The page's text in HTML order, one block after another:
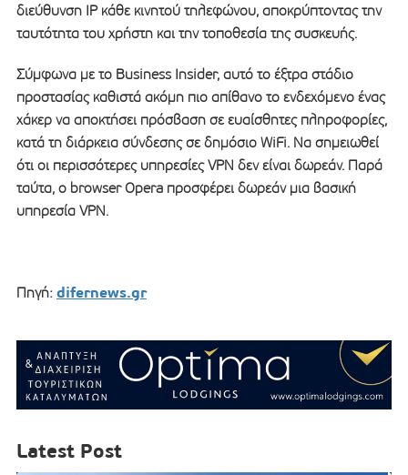
διεύθυνση IP κάθε κινητού τηλεφώνου, αποκρύπτοντας την
ταυτότητα του χρήστη και την τοποθεσία της συσκευής.
Σύμφωνα με το Business Insider, αυτό το έξτρα στάδιο
προστασίας καθιστά ακόμη πιο απίθανο το ενδεχόμενο ένας
χάκερ να αποκτήσει πρόσβαση σε ευαίσθητες πληροφορίες,
κατά τη διάρκεια σύνδεσης σε δημόσιο WiFi. Να σημειωθεί
ότι οι περισσότερες υπηρεσίες VPN δεν είναι δωρεάν. Παρά
ταύτα, ο browser Opera προσφέρει δωρεάν μια βασική
υπηρεσία VPN.
Πηγή: difernews.gr
Latest Post